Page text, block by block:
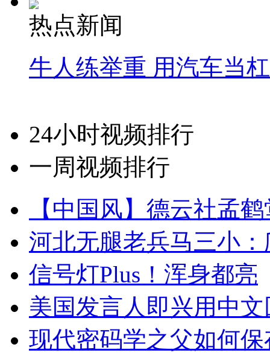
热点新闻
牛人练举重 用汽车当
24小时视频排行
一周视频排行
【中国风】德云社孟
河北无腿老兵马三小
信号灯Plus！浑身都亮
美国发言人即兴用中
现代密码学之父如何